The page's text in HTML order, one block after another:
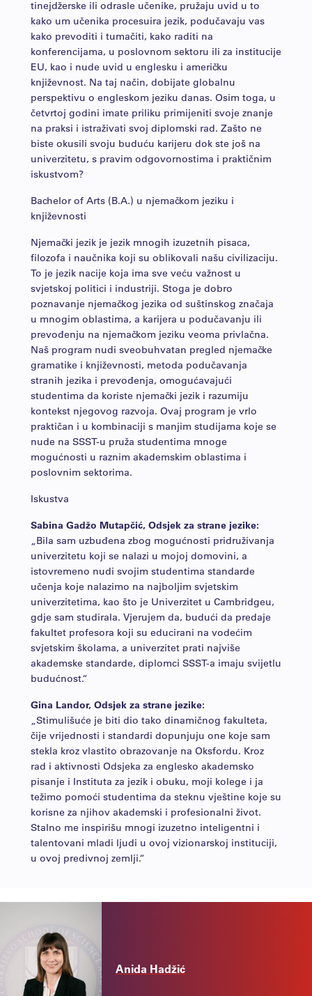
tinejdžerske ili odrasle učenike, pružaju uvid u to
kako um učenika procesuira jezik, podučavaju vas
kako prevoditi i tumačiti, kako raditi na
konferencijama, u poslovnom sektoru ili za institucije
EU, kao i nude uvid u englesku i američku
književnost. Na taj način, dobijate globalnu
perspektivu o engleskom jeziku danas. Osim toga, u
četvrtoj godini imate priliku primijeniti svoje znanje
na praksi i istraživati svoj diplomski rad. Zašto ne
biste okusili svoju buduću karijeru dok ste još na
univerzitetu, s pravim odgovornostima i praktičnim
iskustvom?
Bachelor of Arts (B.A.) u njemačkom jeziku i
književnosti
Njemački jezik je jezik mnogih izuzetnih pisaca,
filozofa i naučnika koji su oblikovali našu civilizaciju.
To je jezik nacije koja ima sve veću važnost u
svjetskoj politici i industriji. Stoga je dobro
poznavanje njemačkog jezika od suštinskog značaja
u mnogim oblastima, a karijera u podučavanju ili
prevođenju na njemačkom jeziku veoma privlačna.
Naš program nudi sveobuhvatan pregled njemačke
gramatike i književnosti, metoda podučavanja
stranih jezika i prevođenja, omogućavajući
studentima da koriste njemački jezik i razumiju
kontekst njegovog razvoja. Ovaj program je vrlo
praktičan i u kombinaciji s manjim studijama koje se
nude na SSST-u pruža studentima mnoge
mogućnosti u raznim akademskim oblastima i
poslovnim sektorima.
Iskustva
Sabina Gadžo Mutapčić, Odsjek za strane jezike:
„Bila sam uzbuđena zbog mogućnosti pridruživanja
univerzitetu koji se nalazi u mojoj domovini, a
istovremeno nudi svojim studentima standarde
učenja koje nalazimo na najboljim svjetskim
univerzitetima, kao što je Univerzitet u Cambridgeu,
gdje sam studirala. Vjerujem da, budući da predaje
fakultet profesora koji su educirani na vodećim
svjetskim školama, a univerzitet prati najviše
akademske standarde, diplomci SSST-a imaju svijetlu
budućnost.“
Gina Landor, Odsjek za strane jezike:
„Stimulišuće je biti dio tako dinamičnog fakulteta,
čije vrijednosti i standardi dopunjuju one koje sam
stekla kroz vlastito obrazovanje na Oksfordu. Kroz
rad i aktivnosti Odsjeka za englesko akademsko
pisanje i Instituta za jezik i obuku, moji kolege i ja
težimo pomoći studentima da steknu vještine koje su
korisne za njihov akademski i profesionalni život.
Stalno me inspirišu mnogi izuzetno inteligentni i
talentovani mladi ljudi u ovoj vizionarskoj instituciji,
u ovoj predivnoj zemlji.“
Anida Hadžić